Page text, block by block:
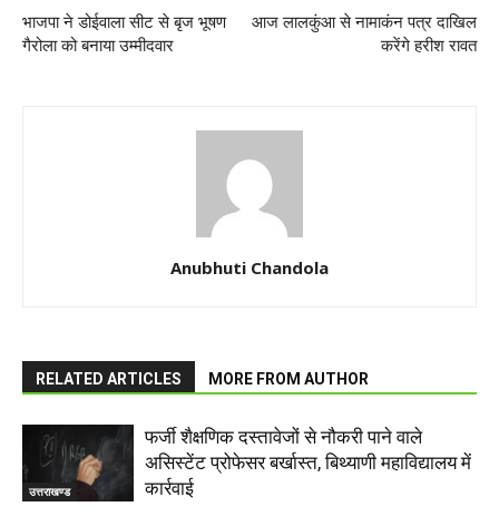
भाजपा ने डोईवाला सीट से बृज भूषण
गैरोला को बनाया उम्मीदवार
आज लालकुंआ से नामाकंन पत्र दाखिल
करेंगे हरीश रावत
Anubhuti Chandola
RELATED ARTICLES MORE FROM AUTHOR
उत्तराखण्ड
फर्जी शैक्षणिक दस्तावेजों से नौकरी पाने वाले
असिस्टेंट प्रोफेसर बर्खास्त, बिथ्याणी महाविद्यालय में
कार्रवाई